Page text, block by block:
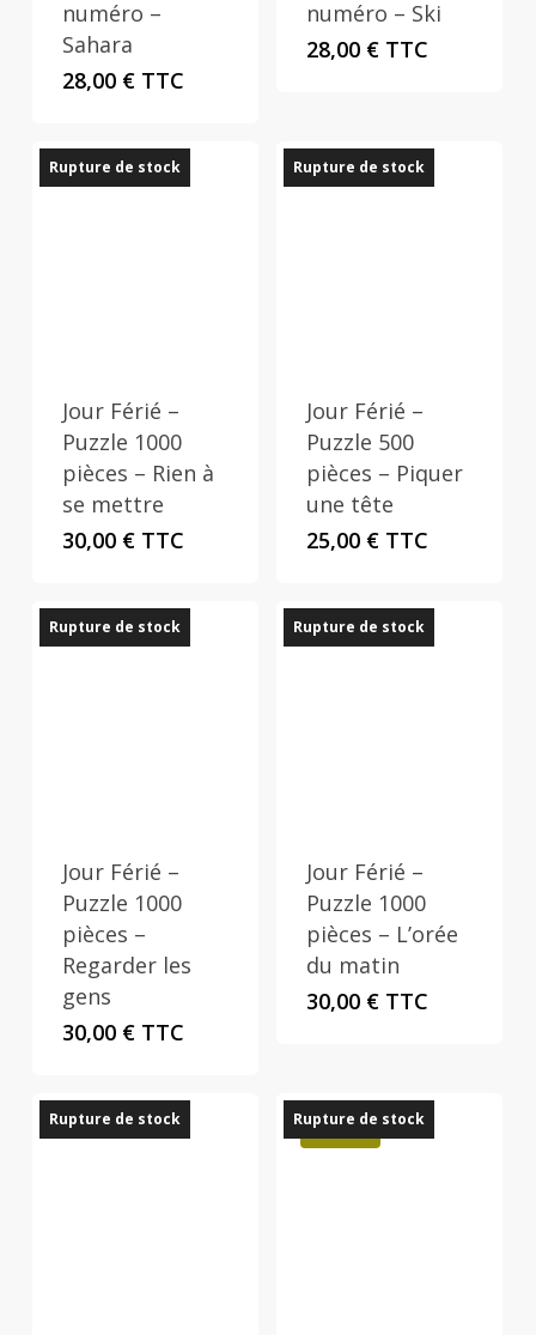
numéro –
Sahara
28,00 € TTC
numéro – Ski
28,00 € TTC
Rupture de stock
Jour Férié –
Puzzle 1000
pièces – Rien à
se mettre
30,00 € TTC
Rupture de stock
Jour Férié –
Puzzle 500
pièces – Piquer
une tête
25,00 € TTC
Rupture de stock
Jour Férié –
Puzzle 1000
pièces –
Regarder les
gens
30,00 € TTC
Rupture de stock
Jour Férié –
Puzzle 1000
pièces – L’orée
du matin
30,00 € TTC
Rupture de stock Rupture de stock
Promo !